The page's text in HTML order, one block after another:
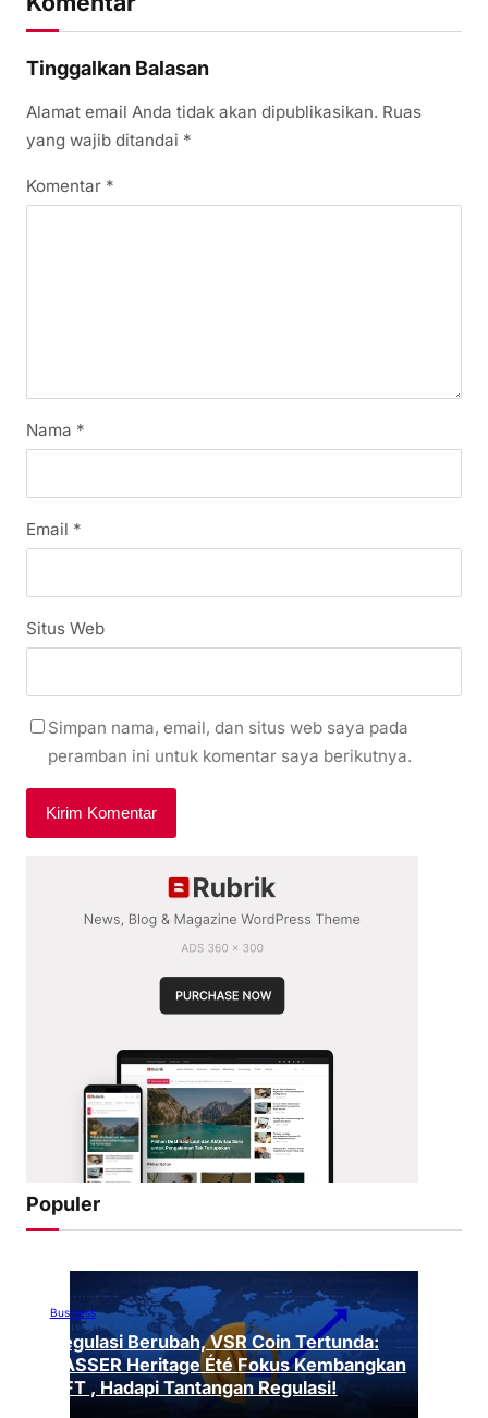
Tinggalkan Balasan
Alamat email Anda tidak akan dipublikasikan. Ruas
yang wajib ditandai *
Komentar *
Nama *
Email *
Situs Web
Simpan nama, email, dan situs web saya pada
peramban ini untuk komentar saya berikutnya.
Populer
Business
Regulasi Berubah, VSR Coin Tertunda:
VASSER Heritage Été Fokus Kembangkan
NFT , Hadapi Tantangan Regulasi!